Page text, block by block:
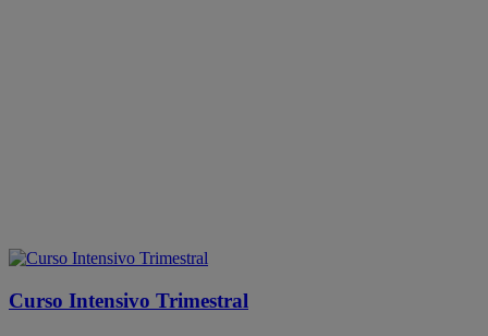
Curso Intensivo Trimestral